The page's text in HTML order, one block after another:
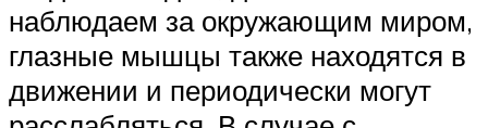
наблюдаем за окружающим миром,
глазные мышцы также находятся в
движении и периодически могут